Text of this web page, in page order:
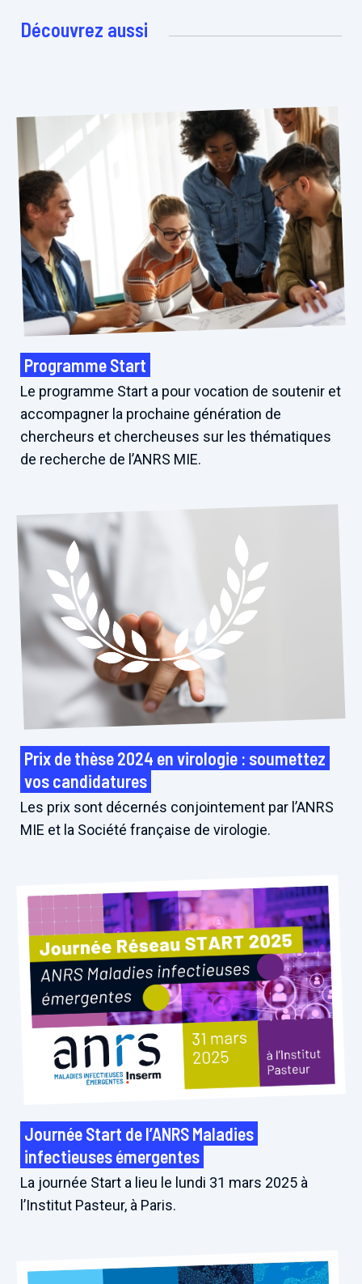
Découvrez aussi
Programme Start
Le programme Start a pour vocation de soutenir et
accompagner la prochaine génération de
chercheurs et chercheuses sur les thématiques
de recherche de l’ANRS MIE.
Prix de thèse 2024 en virologie : soumettez
vos candidatures
Les prix sont décernés conjointement par l’ANRS
MIE et la Société française de virologie.
Journée Start de l’ANRS Maladies
infectieuses émergentes
La journée Start a lieu le lundi 31 mars 2025 à
l’Institut Pasteur, à Paris.